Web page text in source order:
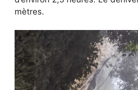
mètres.